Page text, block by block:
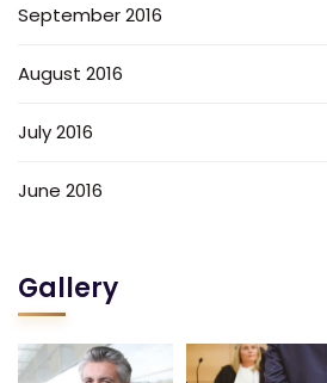
September 2016
August 2016
July 2016
June 2016
Gallery